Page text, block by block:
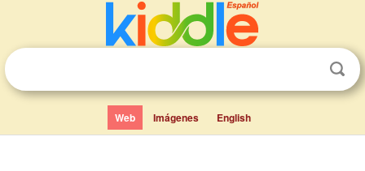
Web Imágenes English